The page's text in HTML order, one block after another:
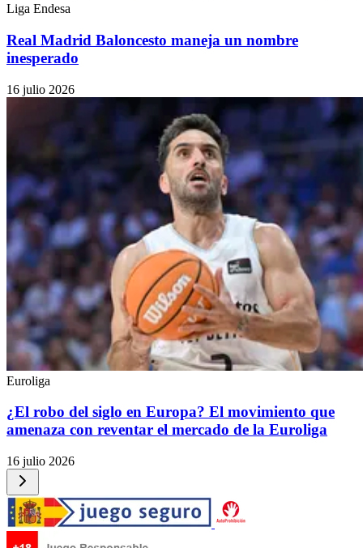
Liga Endesa
Real Madrid Baloncesto maneja un nombre
inesperado
16 julio 2026
Euroliga
¿El robo del siglo en Europa? El movimiento que
amenaza con reventar el mercado de la Euroliga
16 julio 2026